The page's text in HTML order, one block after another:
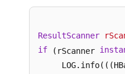
指
（安
全
ResultScanner
if (rScanner